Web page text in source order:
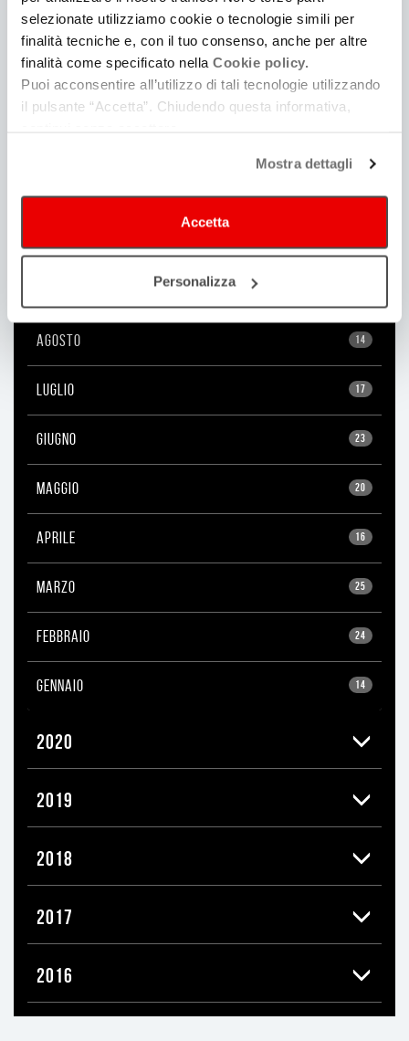
selezionate utilizziamo cookie o tecnologie simili per
finalità tecniche e, con il tuo consenso, anche per altre
finalità come specificato nella Cookie policy.
Puoi acconsentire all’utilizzo di tali tecnologie utilizzando
il pulsante “Accetta”. Chiudendo questa informativa,
Mostra dettagli
Accetta
Personalizza
2022
2021
NOVEMBRE
OTTOBRE
14
AGOSTO
17
LUGLIO
23
GIUGNO
20
MAGGIO
16
APRILE
25
MARZO
24
FEBBRAIO
14
GENNAIO
2020
2019
2018
2017
2016